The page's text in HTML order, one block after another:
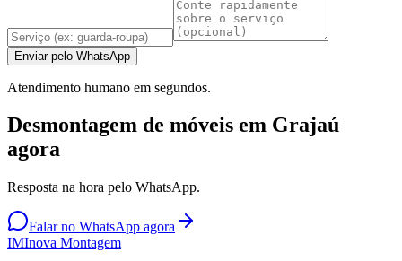
Enviar pelo WhatsApp
Atendimento humano em segundos.
Desmontagem de móveis em Grajaú
agora
Resposta na hora pelo WhatsApp.
Falar no WhatsApp agora
IMInova Montagem